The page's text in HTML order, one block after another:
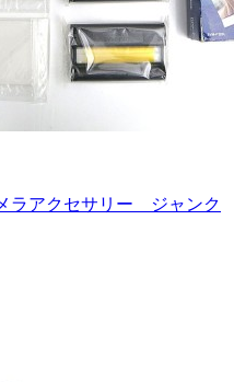
ラアクセサリー ジャンク